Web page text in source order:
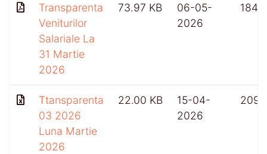
Transparenta
Veniturilor
Salariale La
31 Martie
2026
73.97 KB
06-05-
2026
184
Ttansparenta
03 2026
Luna Martie
2026
22.00 KB
15-04-
2026
209